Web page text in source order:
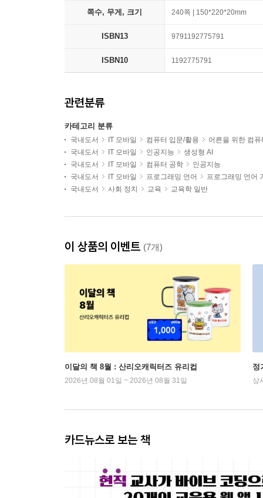
쪽수, 무게, 크기 240쪽 | 150*220*20mm
ISBN13 9791192775791
ISBN10 1192775791
관련분류
카테고리 분류
국내도서 IT 모바일 컴퓨터 입문/활용
어른을 위한 컴퓨
국내도서
IT 모바일 인공지능
생성형 AI
국내도서
IT 모바일 컴퓨터 공학
인공지능
국내도서
IT 모바일 프로그래밍 언어
프로그래밍 언어
국내도서
사회 정치 교육 교육학 일반
이 상품의 이벤트 (7개)
이달의 책 8월 : 산리오캐릭터즈 유리컵
2026년 08월 01일 ~ 2026년 08월 31일
정
상
카드뉴스로 보는 책